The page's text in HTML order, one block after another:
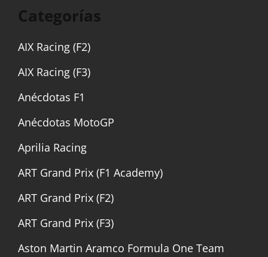
Categorías
AIX Racing (F2)
AIX Racing (F3)
Anécdotas F1
Anécdotas MotoGP
Aprilia Racing
ART Grand Prix (F1 Academy)
ART Grand Prix (F2)
ART Grand Prix (F3)
Aston Martin Aramco Formula One Team